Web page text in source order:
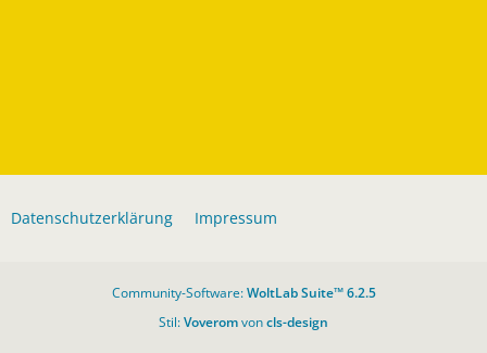
Datenschutzerklärung Impressum
Community-Software:WoltLab Suite™ 6.2.5
Stil:Voveromvoncls-design